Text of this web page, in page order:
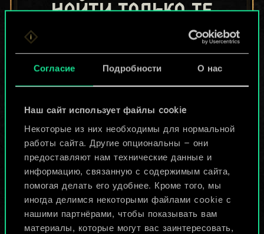
Согласие Подробности О нас
Наш сайт использует файлы cookie
Некоторые из них необходимы для нормальной
работы сайта. Другие опциональны — они
предоставляют нам технические данные и
информацию, связанную с содержимым сайта,
помогая делать его удобнее. Кроме того, мы
иногда делимся некоторыми файлами cookie с
нашими партнёрами, чтобы показывать вам
материалы, которые могут вас заинтересовать,
найти только те
колоды, которыми
поделились другие
игроки.
Но их может быть
больше!
Назвать колоду и описать её
Изменить колоду